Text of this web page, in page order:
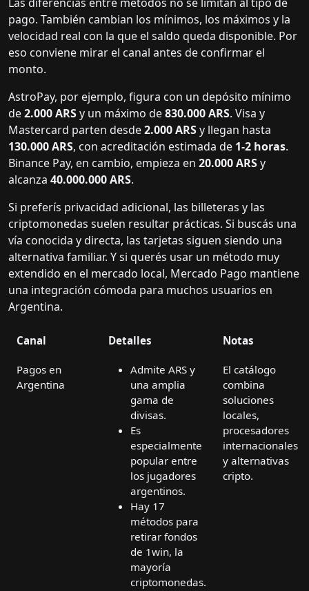
pago. También cambian los mínimos, los máximos y la
velocidad real con la que el saldo queda disponible. Por
eso conviene mirar el canal antes de confirmar el
monto.
AstroPay, por ejemplo, figura con un depósito mínimo
de2.000 ARSy un máximo de830.000 ARS. Visa y
Mastercard parten desde2.000 ARSy llegan hasta
130.000 ARS, con acreditación estimada de 1-2 horas.
Binance Pay, en cambio, empieza en 20.000 ARSy
alcanza 40.000.000 ARS.
Si preferís privacidad adicional, las billeteras y las
criptomonedas suelen resultar prácticas. Si buscás una
vía conocida y directa, las tarjetas siguen siendo una
alternativa familiar. Y si querés usar un método muy
extendido en el mercado local, Mercado Pago mantiene
una integración cómoda para muchos usuarios en
Argentina.
Canal Detalles Notas
Pagos en
Argentina
Admite ARS y
una amplia
gama de
divisas.
Es
especialmente
popular entre
los jugadores
argentinos.
Hay 17
métodos para
retirar fondos
de 1win, la
mayoría
criptomonedas.
El catálogo
combina
soluciones
locales,
procesadores
internacionales
y alternativas
cripto.